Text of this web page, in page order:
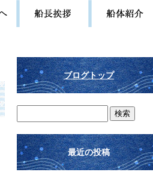
ブログトップ
最近の投稿